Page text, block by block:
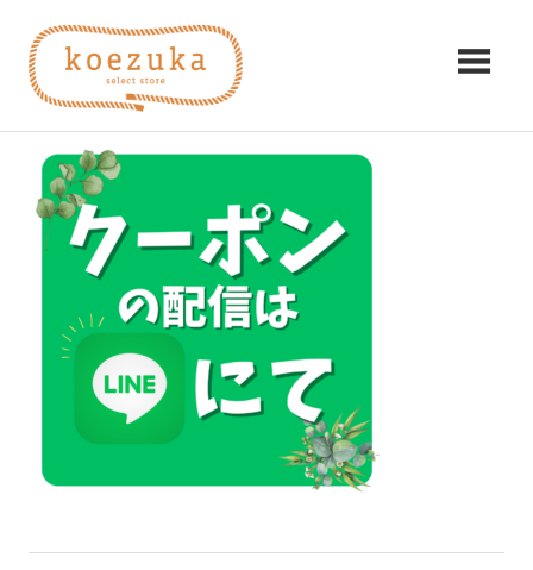
ツ
koezuka（こ
づ
か）
け
る
シ
1
2024年4月11日 編集者